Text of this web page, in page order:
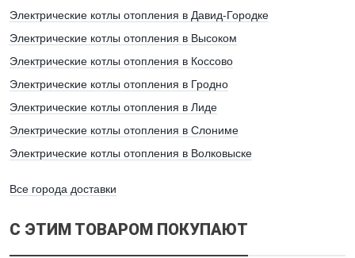
Электрические котлы отопления в Давид-Городке
Электрические котлы отопления в Высоком
Электрические котлы отопления в Коссово
Электрические котлы отопления в Гродно
Электрические котлы отопления в Лиде
Электрические котлы отопления в Слониме
Электрические котлы отопления в Волковыске
Все города доставки
С ЭТИМ ТОВАРОМ ПОКУПАЮТ